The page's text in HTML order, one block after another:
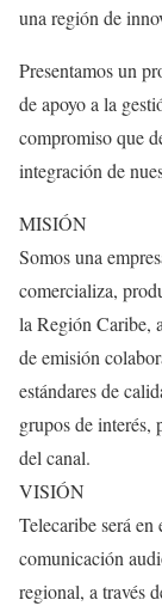
una región de
Presentamos un
de apoyo a la
compromiso que
integración de
MISIÓN
Somos una
comercializa,
la Región Caribe,
de emisión
estándares de
grupos de interés,
del canal.
VISIÓN
Telecaribe será
comunicación
regional, a través